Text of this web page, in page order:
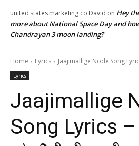
united states marketing co David on Hey
more about National Space Day and
Chandrayan 3 moon landing?